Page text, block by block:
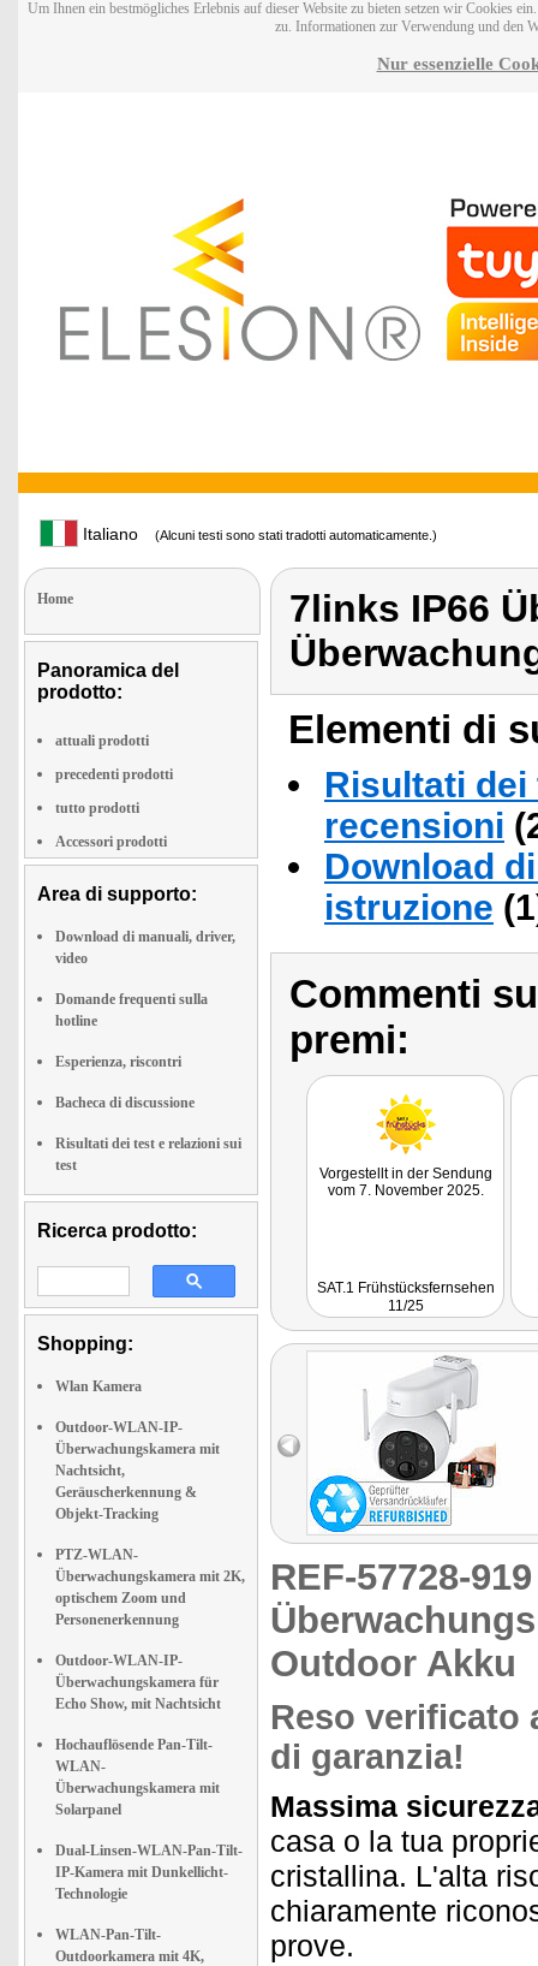
Um Ihnen ein bestmögliches Erlebnis auf dieser Website zu bieten setzen wir Cookies
zu. Informationen zur Verwendung und den
Nur essenzielle
Italiano (Alcuni testi sono stati tradotti automaticamente.)
Home
Panoramica del
prodotto:
attuali prodotti
precedenti prodotti
tutto prodotti
Accessori prodotti
Area di supporto:
Download di manuali, driver,
video
Domande frequenti sulla
hotline
Esperienza, riscontri
Bacheca di discussione
Risultati dei test e relazioni sui
test
Ricerca prodotto:
Shopping:
Wlan Kamera
Outdoor-WLAN-IP-
Überwachungskamera mit
Nachtsicht,
Geräuscherkennung &
Objekt-Tracking
PTZ-WLAN-
Überwachungskamera mit 2K,
optischem Zoom und
Personenerkennung
Outdoor-WLAN-IP-
Überwachungskamera für
Echo Show, mit Nachtsicht
Hochauflösende Pan-Tilt-
WLAN-
Überwachungskamera mit
Solarpanel
Dual-Linsen-WLAN-Pan-Tilt-
IP-Kamera mit Dunkellicht-
Technologie
WLAN-Pan-Tilt-
Outdoorkamera mit 4K,
7links IP66
Elementi di
Risultati
recensioni
Download
istruzione
Commenti
premi:
Vorgestellt in der Sendung
vom 7. November 2025.
SAT.1 Frühstücksfernsehen
11/25
REF-57728-
Outdoor Akku
Reso verificato
di garanzia!
Massima
casa o la tua
cristallina. L'alta
chiaramente
prove.